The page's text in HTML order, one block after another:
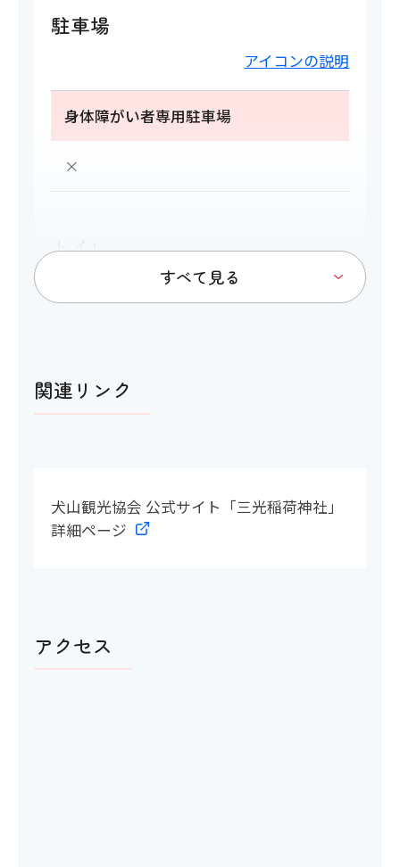
駐車場
アイコンの説明
身体障がい者専用駐車場
×
トイレ
アイコンの説明
×
〇
関連リンク
犬山観光協会 公式サイト「三光稲荷神社」
詳細ページ
アクセス